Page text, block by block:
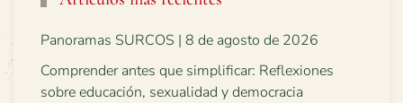
Panoramas SURCOS | 8 de agosto de 2026
Comprender antes que simplificar: Reflexiones
sobre educación, sexualidad y democracia